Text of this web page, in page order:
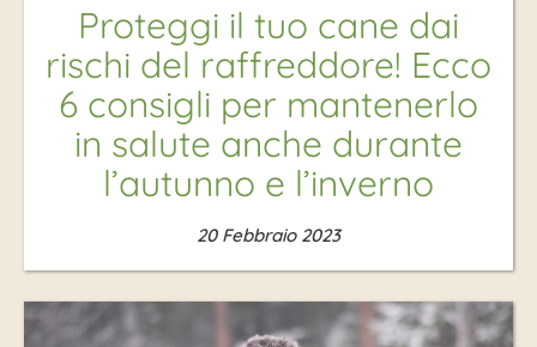
Proteggi il tuo cane dai
rischi del raffreddore! Ecco
6 consigli per mantenerlo
in salute anche durante
l’autunno e l’inverno
20 Febbraio 2023